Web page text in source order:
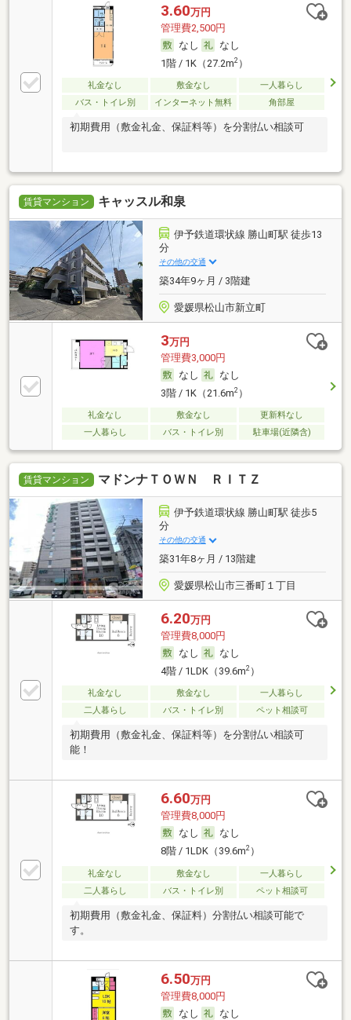
3.60万円
管理費2,500円
なし
なし
1階 / 1K（27.2m2）
礼金なし 敷金なし
一人暮らし
バス・トイレ別
インターネット無料 角部屋
初期費用（敷金礼金、保証料等）を分割払い相談可
賃貸マンション キャッスル和泉
伊予鉄道環状線 勝山町駅 徒歩13
分
その他の交通
築34年9ヶ月 / 3階建
愛媛県松山市新立町
3万円
管理費3,000円
なし
なし
3階 / 1K（21.6m2）
礼金なし 敷金なし
更新料なし
一人暮らし
バス・トイレ別 駐車場(近隣含)
賃貸マンション マドンナＴＯＷＮ ＲＩＴＺ
伊予鉄道環状線 勝山町駅 徒歩5
分
その他の交通
築31年8ヶ月 / 13階建
愛媛県松山市三番町１丁目
6.20万円
管理費8,000円
なし
なし
4階 / 1LDK（39.6m2）
礼金なし 敷金なし
一人暮らし
二人暮らし
バス・トイレ別 ペット相談可
初期費用（敷金礼金、保証料等）を分割払い相談可
能！
6.60万円
管理費8,000円
なし
なし
8階 / 1LDK（39.6m2）
礼金なし 敷金なし
一人暮らし
二人暮らし
バス・トイレ別 ペット相談可
初期費用（敷金礼金、保証料）分割払い相談可能で
す。
6.50万円
管理費8,000円
なし
なし